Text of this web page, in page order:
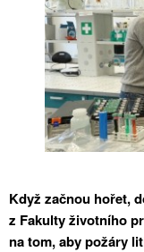
Když začnou hořet,
z Fakulty životního
na tom, aby požáry